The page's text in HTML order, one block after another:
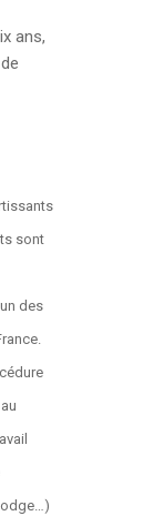
ans,
sont
des